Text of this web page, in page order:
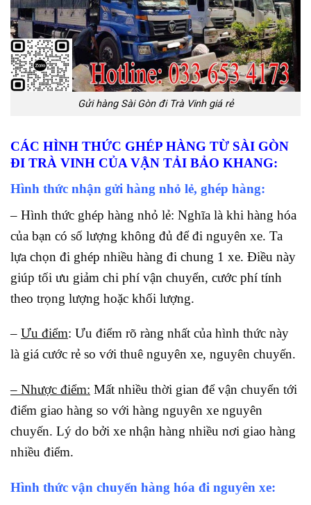
Gửi hàng Sài Gòn đi Trà Vinh giá rẻ
CÁC HÌNH THỨC GHÉP HÀNG TỪ SÀI GÒN
ĐI TRÀ VINH CỦA VẬN TẢI BẢO KHANG:
Hình thức nhận gửi hàng nhỏ lẻ, ghép hàng:
– Hình thức ghép hàng nhỏ lẻ: Nghĩa là khi hàng hóa
của bạn có số lượng không đủ để đi nguyên xe. Ta
lựa chọn đi ghép nhiều hàng đi chung 1 xe. Điều này
giúp tối ưu giảm chi phí vận chuyển, cước phí tính
theo trọng lượng hoặc khối lượng.
– Ưu điểm: Ưu điểm rõ ràng nhất của hình thức này
là giá cước rẻ so với thuê nguyên xe, nguyên chuyến.
– Nhược điểm: Mất nhiều thời gian để vận chuyển tới
điểm giao hàng so với hàng nguyên xe nguyên
chuyến. Lý do bởi xe nhận hàng nhiều nơi giao hàng
nhiều điểm.
Hình thức vận chuyển hàng hóa đi nguyên xe: